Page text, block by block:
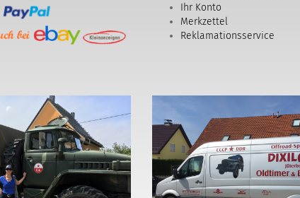
Ihr Konto
Merkzettel
Reklamationsservice